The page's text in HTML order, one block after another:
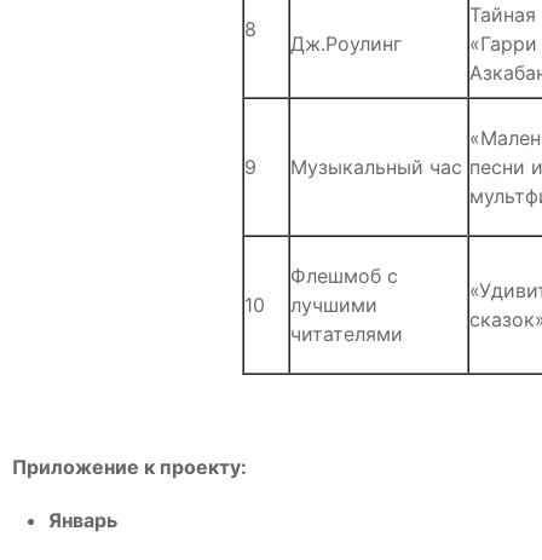
8
Дж.Роулинг
9 Музыкальный час песни
10
Флешмоб с
лучшими
читателями
Приложение к проекту:
Январь